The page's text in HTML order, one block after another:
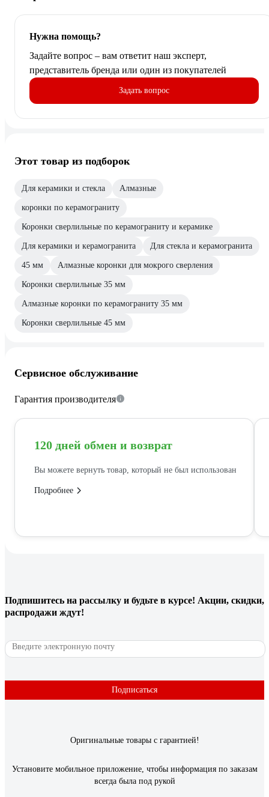
Нужна помощь?
Задайте вопрос – вам ответит наш эксперт,
представитель бренда или один из покупателей
Задать вопрос
Этот товар из подборок
Для керамики и стекла Алмазные
коронки по керамограниту
Коронки сверлильные по керамограниту и керамике
Для керамики и керамогранита Для стекла и керамогранита
45 мм Алмазные коронки для мокрого сверления
Коронки сверлильные 35 мм
Алмазные коронки по керамограниту 35 мм
Коронки сверлильные 45 мм
Сервисное обслуживание
Гарантия производителя
120 дней обмен и возврат
Вы можете вернуть товар, который не был использован
Подробнее
Подпишитесь на рассылку и будьте в курсе! Акции, скидки,
распродажи ждут!
Подписаться
Оригинальные товары с гарантией!
Установите мобильное приложение, чтобы информация по заказам
всегда была под рукой